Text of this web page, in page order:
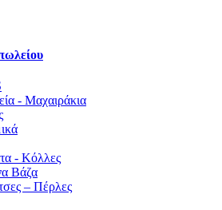
- Μαχαιράκια
- Κόλλες
Βάζα
– Πέρλες